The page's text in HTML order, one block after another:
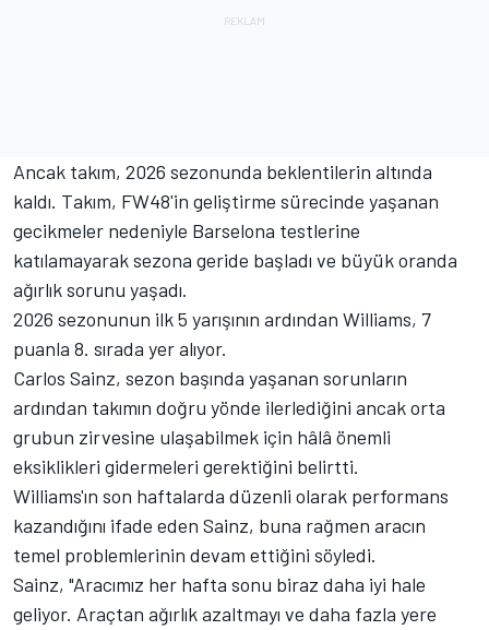
Ancak takım, 2026 sezonunda beklentilerin altında
kaldı. Takım, FW48'in geliştirme sürecinde yaşanan
gecikmeler nedeniyle Barselona testlerine
katılamayarak sezona geride başladı ve büyük oranda
ağırlık sorunu yaşadı.
2026 sezonunun ilk 5 yarışının ardından Williams, 7
puanla 8. sırada yer alıyor.
Carlos Sainz, sezon başında yaşanan sorunların
ardından takımın doğru yönde ilerlediğini ancak orta
grubun zirvesine ulaşabilmek için hâlâ önemli
eksiklikleri gidermeleri gerektiğini belirtti.
Williams'ın son haftalarda düzenli olarak performans
kazandığını ifade eden Sainz, buna rağmen aracın
temel problemlerinin devam ettiğini söyledi.
Sainz, "Aracımız her hafta sonu biraz daha iyi hale
geliyor. Araçtan ağırlık azaltmayı ve daha fazla yere